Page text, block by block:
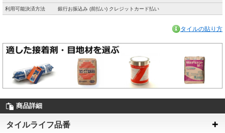
利用可能決済方法 銀行お振込み (前払い) クレジットカード払い
タイルの貼り方
商品詳細
タイルライフ品番